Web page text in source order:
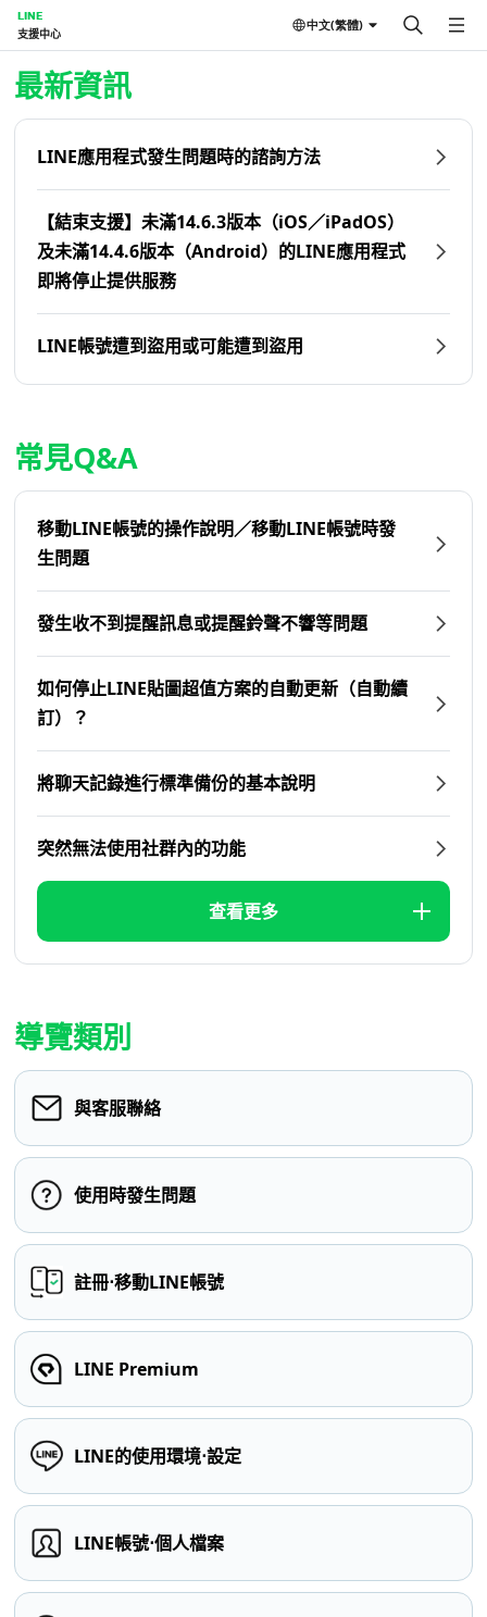
LINE
支援中心
中文(繁體)
首頁 | LINE支援中心
最新資訊
LINE應用程式發生問題時的諮詢方法
【結束支援】未滿14.6.3版本（iOS／iPadOS）
及未滿14.4.6版本（Android）的LINE應用程式
即將停止提供服務
LINE帳號遭到盜用或可能遭到盜用
常見Q&A
移動LINE帳號的操作說明／移動LINE帳號時發
生問題
發生收不到提醒訊息或提醒鈴聲不響等問題
如何停止LINE貼圖超值方案的自動更新（自動續
訂）？
將聊天記錄進行標準備份的基本說明
突然無法使用社群內的功能
查看更多
導覽類別
與客服聯絡
使用時發生問題
註冊⋅移動LINE帳號
LINE Premium
LINE的使用環境⋅設定
LINE帳號⋅個人檔案